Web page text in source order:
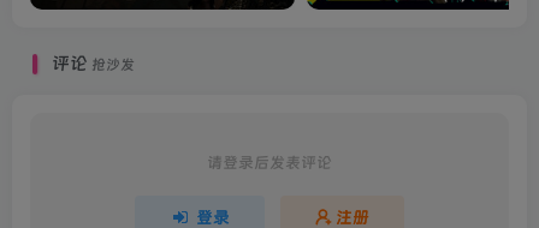
评论 抢沙发
请登录后发表评论
登录 注册